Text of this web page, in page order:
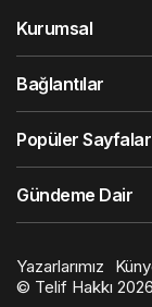
Kurumsal
Bağlantılar
Popüler Sayfalar
Gündeme Dair
Yazarlarımız
© Telif Hakkı